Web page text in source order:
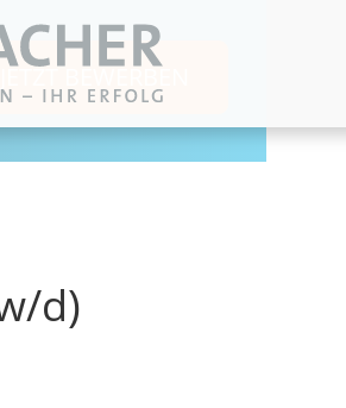
JETZT BEWERBEN
d)